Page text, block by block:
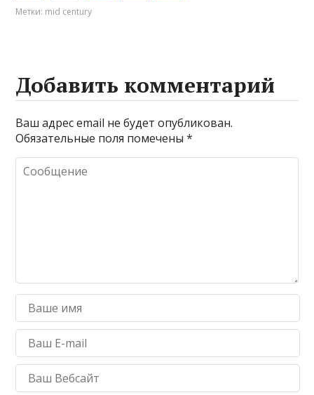
Метки: mid century
Добавить комментарий
Ваш адрес email не будет опубликован.
Обязательные поля помечены*